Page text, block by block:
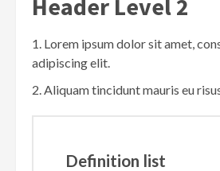
Header Level 2
Lorem ipsum dolor sit amet,
adipiscing elit.
Aliquam tincidunt mauris eu
Definition list